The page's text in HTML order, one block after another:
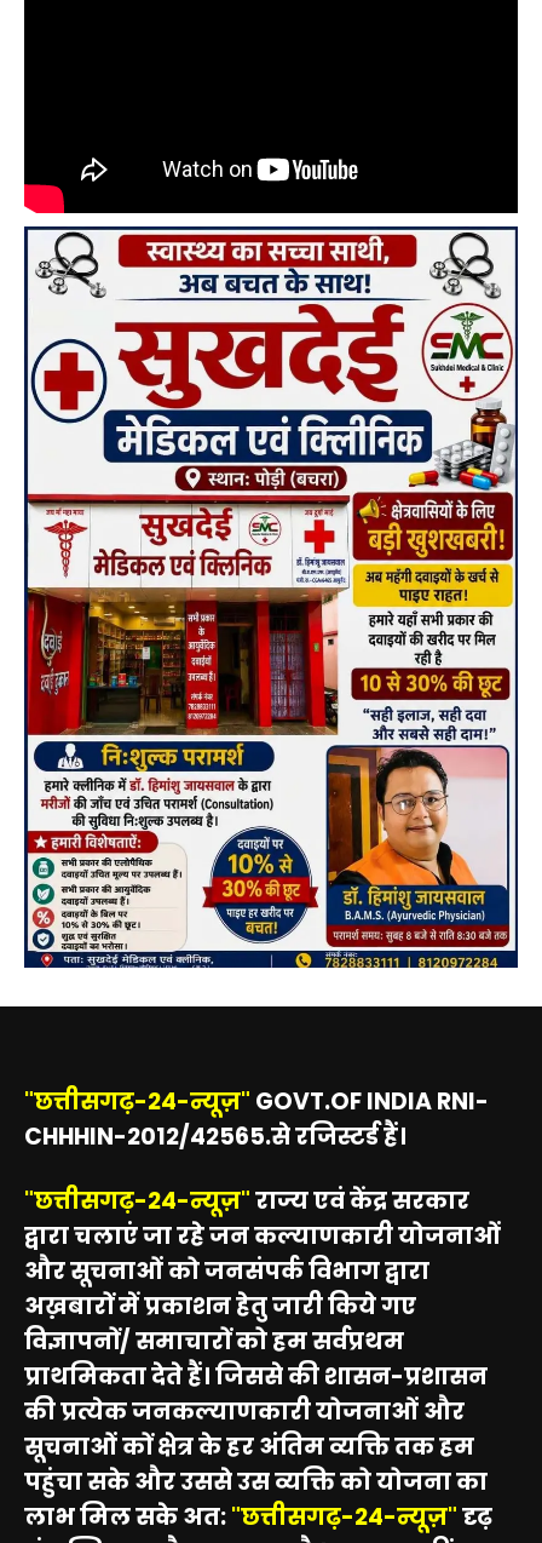
"छत्तीसगढ़-24-न्यूज़" GOVT.OF INDIA RNI-
CHHHIN-2012/42565.से रजिस्टर्ड हैं।
"छत्तीसगढ़-24-न्यूज़"राज्य एवं केंद्र सरकार
द्वारा चलाएं जा रहे जन कल्याणकारी योजनाओं
और सूचनाओं को जनसंपर्क विभाग द्वारा
अख़बारों में प्रकाशन हेतु जारी किये गए
विज्ञापनों/ समाचारों को हम सर्वप्रथम
प्राथमिकता देते हैं। जिससे की शासन-प्रशासन
की प्रत्येक जनकल्याणकारी योजनाओं और
सूचनाओं कों क्षेत्र के हर अंतिम व्यक्ति तक हम
पहुंचा सके और उससे उस व्यक्ति को योजना का
लाभ मिल सके अत:"छत्तीसगढ़-24-न्यूज़"दृढ़